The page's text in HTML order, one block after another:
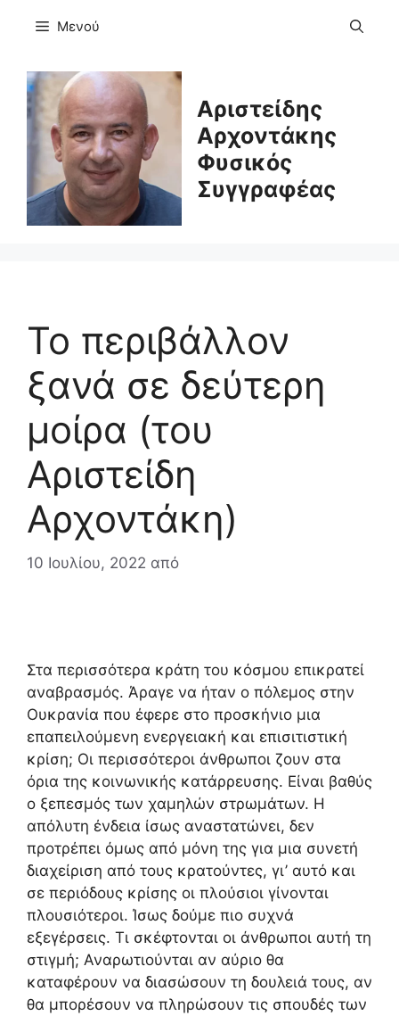
Μενού
Αριστείδης
Αρχοντάκης
Φυσικός
Συγγραφέας
Το περιβάλλον
ξανά σε δεύτερη
μοίρα (του
Αριστείδη
Αρχοντάκη)
10 Ιουλίου, 2022 από
Στα περισσότερα κράτη του κόσμου επικρατεί
αναβρασμός. Άραγε να ήταν ο πόλεμος στην
Ουκρανία που έφερε στο προσκήνιο μια
επαπειλούμενη ενεργειακή και επισιτιστική
κρίση; Οι περισσότεροι άνθρωποι ζουν στα
όρια της κοινωνικής κατάρρευσης. Είναι βαθύς
ο ξεπεσμός των χαμηλών στρωμάτων. Η
απόλυτη ένδεια ίσως αναστατώνει, δεν
προτρέπει όμως από μόνη της για μια συνετή
διαχείριση από τους κρατούντες, γι’ αυτό και
σε περιόδους κρίσης οι πλούσιοι γίνονται
πλουσιότεροι. Ίσως δούμε πιο συχνά
εξεγέρσεις. Τι σκέφτονται οι άνθρωποι αυτή τη
στιγμή; Αναρωτιούνται αν αύριο θα
καταφέρουν να διασώσουν τη δουλειά τους, αν
θα μπορέσουν να πληρώσουν τις σπουδές των